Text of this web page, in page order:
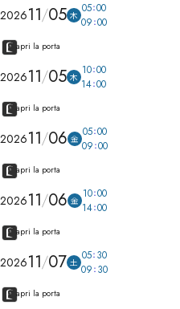
202611 05 木 05 00
09 00
apri la porta
202611 05 木 10 00
14 00
apri la porta
202611 06 金 05 00
09 00
apri la porta
202611 06 金 10 00
14 00
apri la porta
202611 07 土 05 30
09 30
apri la porta